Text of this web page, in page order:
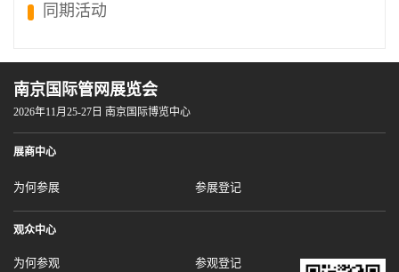
同期活动
南京国际管网展览会
2026年11月25-27日 南京国际博览中心
展商中心
为何参展 参展登记
观众中心
为何参观 参观登记